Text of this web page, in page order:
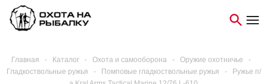
Главная - Каталог - Охота и самооборона - Оружие охотничье
-
Гладкоствольные ружья
- Помповые гладкоствольные ружья -
Ружье п/